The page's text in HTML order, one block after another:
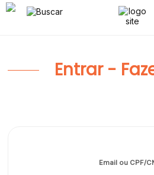
Entrar -
Email ou CPF/